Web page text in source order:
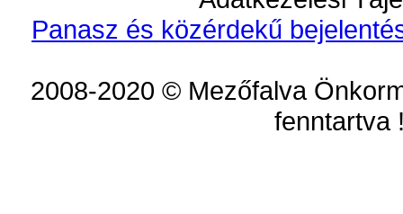
Panasz és közérdekű
2008-2020 © Mezőfalva
fenntartva